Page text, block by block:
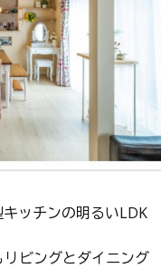
ッチンの明るいLDK
リビングとダイニング